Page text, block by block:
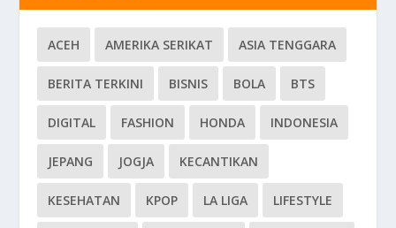
ACEH AMERIKA SERIKAT ASIA TENGGARA
BERITA TERKINI BISNIS BOLA BTS
DIGITAL FASHION HONDA INDONESIA
JEPANG JOGJA KECANTIKAN
KESEHATAN KPOP LA LIGA LIFESTYLE